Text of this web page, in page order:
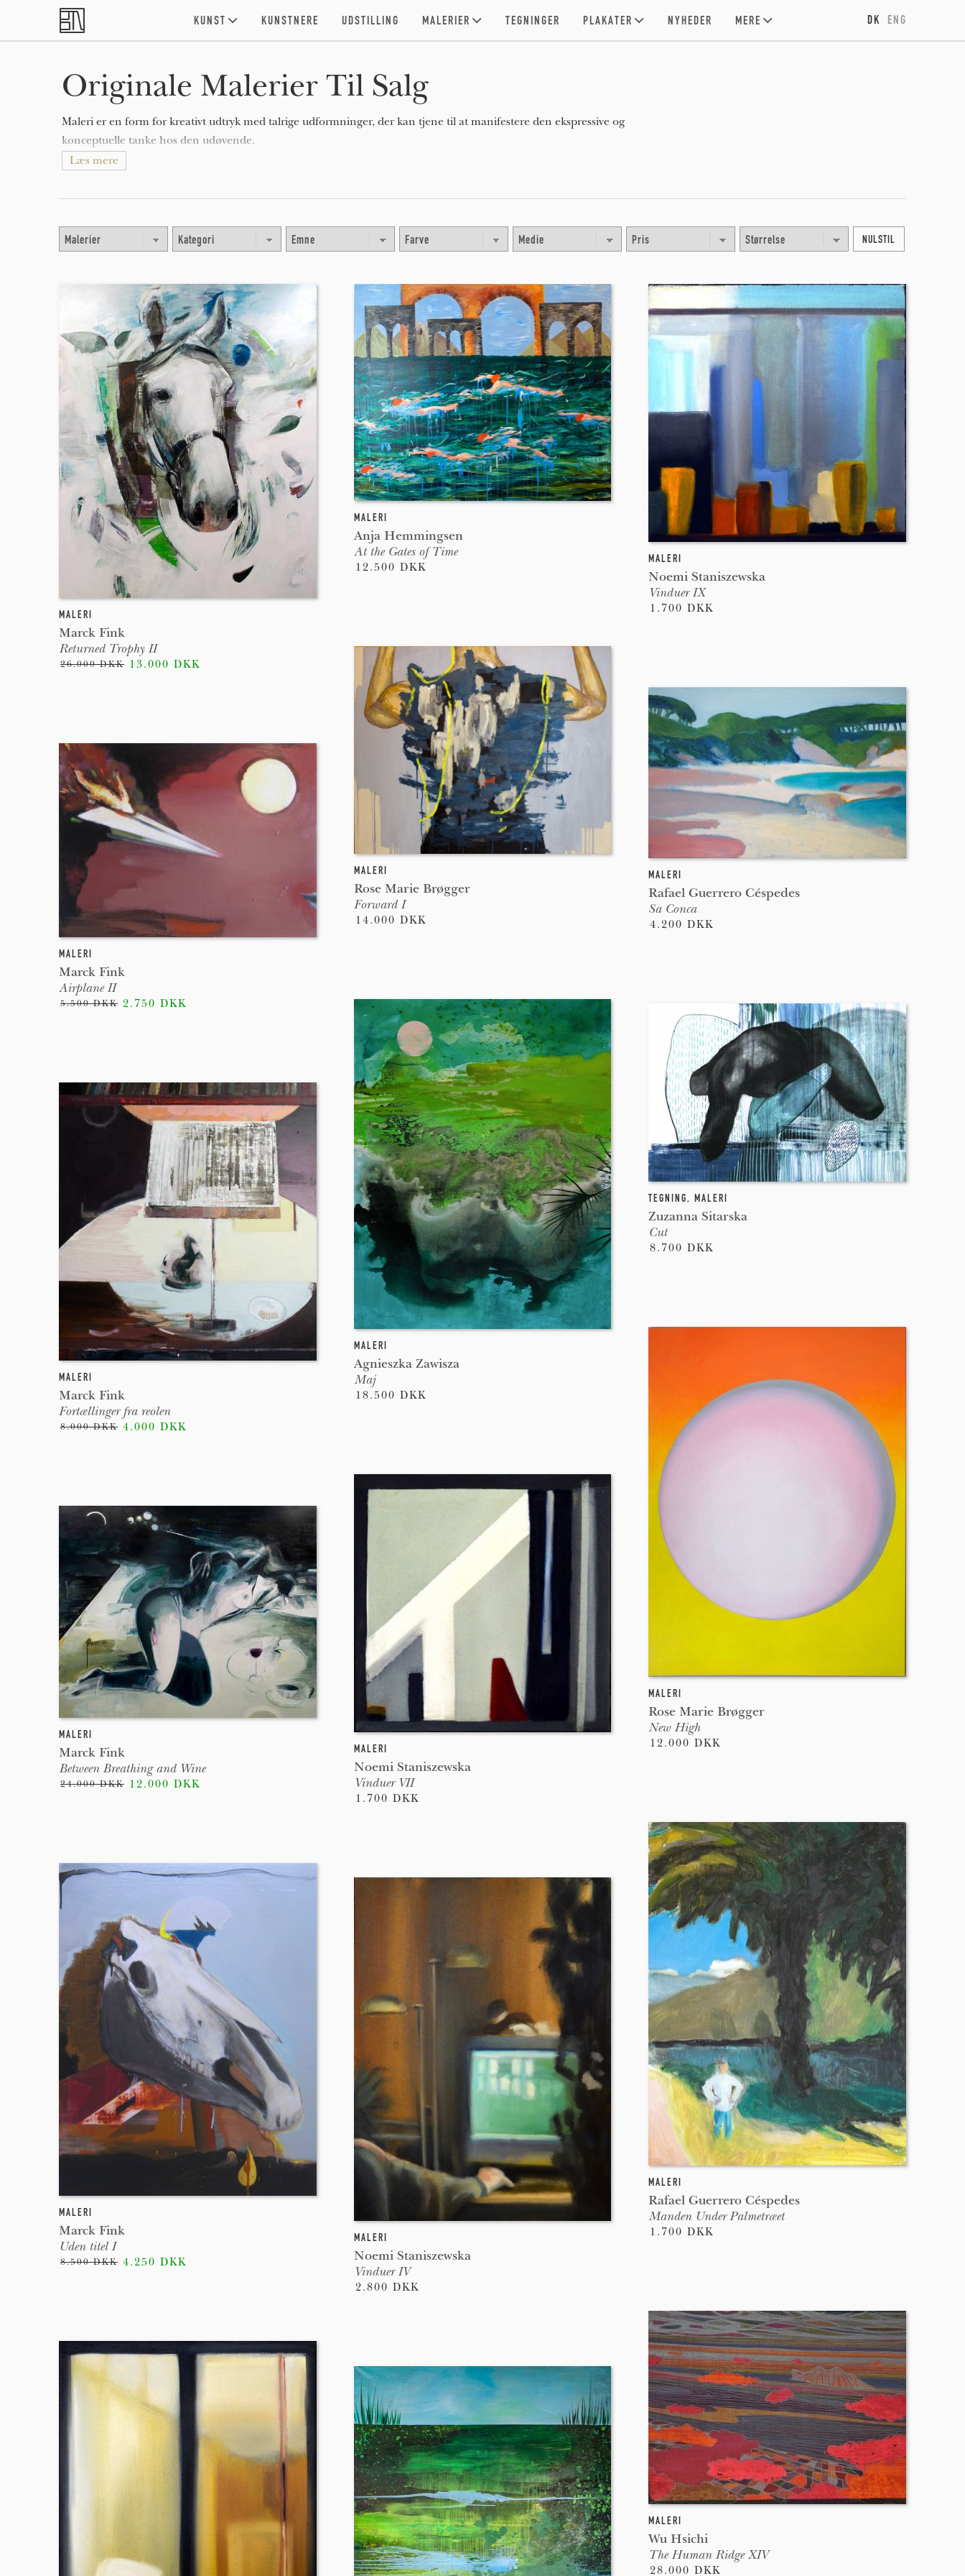
Skip to main content
KUNST KUNSTNERE UDSTILLING MALERIER TEGNINGER PLAKATER NYHEDER MERE DK ENG
Originale Malerier Til Salg
Maleri er en form for kreativt udtryk med talrige udformninger, der kan tjene til at manifestere den ekspressive og
konceptuelle tanke hos den udøvende.
fortællende (som i symbolisme), følelsesladede (som i ekspressionisme), eller politiske (som i artivisme).
Læs mere
NULSTIL
MALERI
Marck Fink
Returned Trophy II
26.000 DKK 13.000 DKK
MALERI
Marck Fink
Airplane II
5.500 DKK 2.750 DKK
MALERI
Marck Fink
Fortællinger fra reolen
8.000 DKK 4.000 DKK
MALERI
Marck Fink
Between Breathing and Wine
24.000 DKK 12.000 DKK
MALERI
Marck Fink
Uden titel I
8.500 DKK 4.250 DKK
MALERI
Anja Hemmingsen
At the Gates of Time
12.500 DKK
MALERI
Rose Marie Brøgger
Forward I
14.000 DKK
MALERI
Agnieszka Zawisza
Maj
18.500 DKK
MALERI
Noemi Staniszewska
Vinduer VII
1.700 DKK
MALERI
Noemi Staniszewska
Vinduer IV
2.800 DKK
MALERI
Noemi Staniszewska
Vinduer IX
1.700 DKK
MALERI
Rafael Guerrero Céspedes
Sa Conca
4.200 DKK
TEGNING,MALERI
Zuzanna Sitarska
Cut
8.700 DKK
MALERI
Rose Marie Brøgger
New High
12.000 DKK
MALERI
Rafael Guerrero Céspedes
Manden Under Palmetræet
1.700 DKK
MALERI
Wu Hsichi
The Human Ridge XIV
28.000 DKK